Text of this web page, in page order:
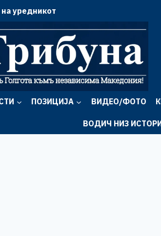
уредникот
ПОЗИЦИЈА ВИДЕО/ФОТО
ВОДИЧ НИЗ